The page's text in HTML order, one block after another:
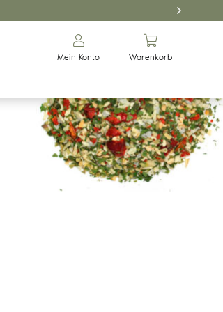
Mein Konto Warenkorb